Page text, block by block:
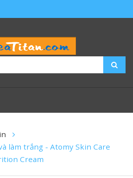
làm trắng - Atomy Skin Care
Cream